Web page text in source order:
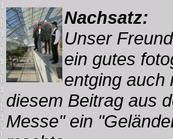
Nachsatz:
Unser
ein gutes
entging auch
diesem Beitrag aus
Messe" ein "Gelände